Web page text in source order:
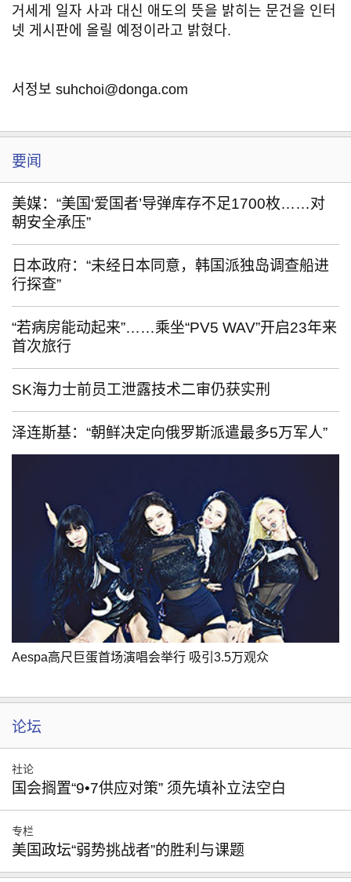
거세게 일자 사과 대신 애도의 뜻을 밝히는 문건을 인터
넷 게시판에 올릴 예정이라고 밝혔다.
서정보 suhchoi@donga.com
要闻
美媒：“美国‘爱国者’导弹库存不足1700枚……对
朝安全承压”
日本政府：“未经日本同意，韩国派独岛调查船进
行探查”
“若病房能动起来”……乘坐“PV5 WAV”开启23年来
首次旅行
SK海力士前员工泄露技术二审仍获实刑
泽连斯基：“朝鲜决定向俄罗斯派遣最多5万军人”
Aespa高尺巨蛋首场演唱会举行 吸引3.5万观众
论坛
社论
国会搁置“9•7供应对策” 须先填补立法空白
专栏
美国政坛“弱势挑战者”的胜利与课题